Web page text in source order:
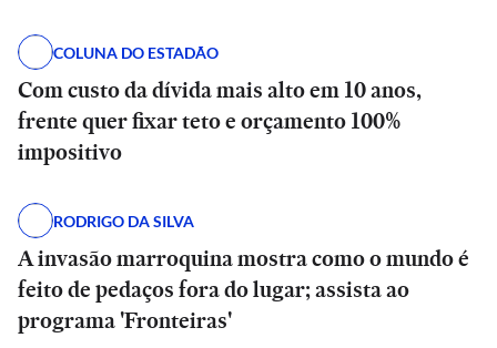
COLUNA DO ESTADÃO
Com custo da dívida mais alto em 10 anos,
frente quer fixar teto e orçamento 100%
impositivo
RODRIGO DA SILVA
A invasão marroquina mostra como o mundo é
feito de pedaços fora do lugar; assista ao
programa 'Fronteiras'